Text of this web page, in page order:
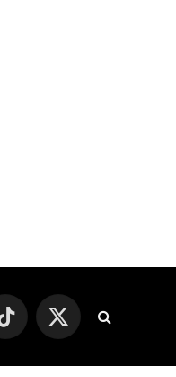
TikTok
X
(Twitter)